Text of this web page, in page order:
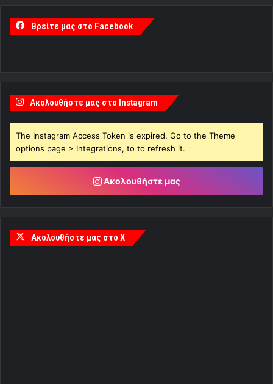
Βρείτε μας στο Facebook
Ακολουθήστε μας στο Instagram
The Instagram Access Token is expired, Go to the Theme
options page > Integrations, to to refresh it.
Ακολουθήστε μας
Ακολουθήστε μας στο X